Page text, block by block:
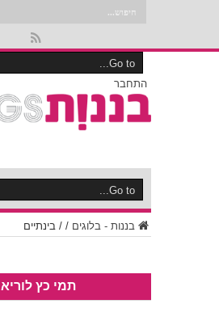
התחבר
בננות - בלוגים /
/ בינתיים
תמי כץ לוריא